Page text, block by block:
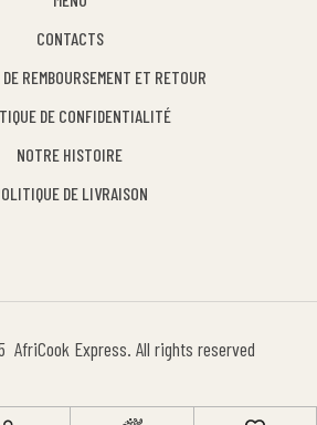
CONTACTS
REMBOURSEMENT ET RETOUR
DE CONFIDENTIALITÉ
NOTRE HISTOIRE
DE LIVRAISON
Express. All rights reserved